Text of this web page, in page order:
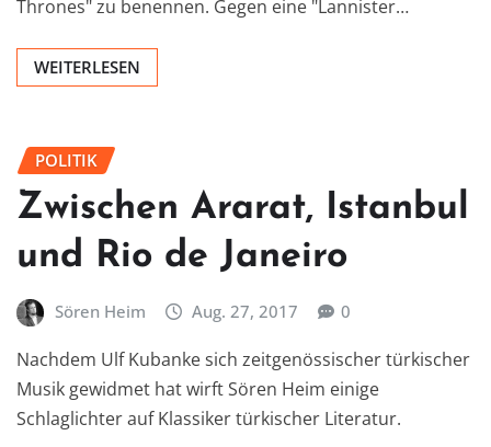
Thrones" zu benennen. Gegen eine "Lannister…
WEITERLESEN
POLITIK
Zwischen Ararat, Istanbul
und Rio de Janeiro
Sören Heim Aug. 27, 2017 0
Nachdem Ulf Kubanke sich zeitgenössischer türkischer
Musik gewidmet hat wirft Sören Heim einige
Schlaglichter auf Klassiker türkischer Literatur.